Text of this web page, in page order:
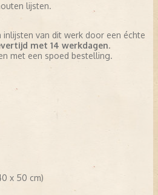
lijsten.
inlijsten van dit werk door een échte
met 14 werkdagen.
met een spoed bestelling.
x 50 cm)